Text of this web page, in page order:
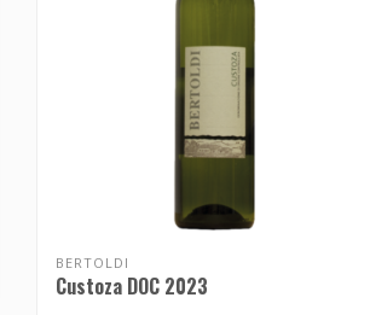
BERTOLDI
Custoza DOC 2023